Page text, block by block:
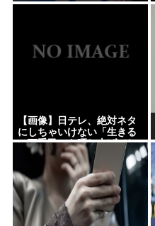
【画像】日テレ、絶対ネタ
にしちゃいけない「生きる
の下手民」を晒し上げてし
まう